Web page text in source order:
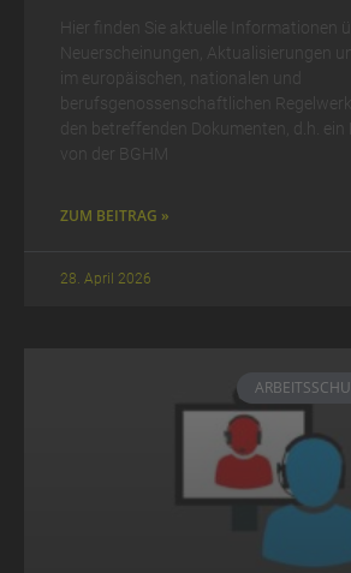
Hier finden Sie aktuelle Informationen
Neuerscheinungen, Aktualisierungen
im europäischen, nationalen und
berufsgenossenschaftlichen Regelwerk
den betreffenden Dokumenten, d.h. ein
von der BGHM
ZUM BEITRAG »
28. April 2026